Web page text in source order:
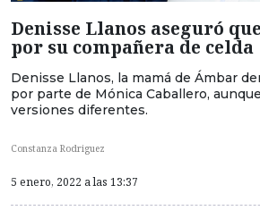
Denisse Llanos aseguró
por su compañera de celda
Denisse Llanos, la mamá de Ámbar
por parte de Mónica Caballero,
versiones diferentes.
Constanza Rodriguez
5 enero, 2022 a las 13:37